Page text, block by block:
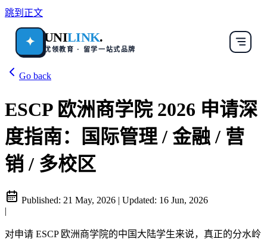
跳到正文
✦ UNILINK.
优领教育 · 留学一站式品牌
Go back
ESCP 欧洲商学院 2026 申请深
度指南：国际管理 / 金融 / 营
销 / 多校区
Published: 21 May, 2026 | Updated: 16 Jun, 2026
|
对申请 ESCP 欧洲商学院的中国大陆学生来说，真正的分水岭